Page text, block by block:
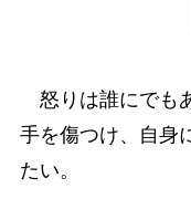
怒りは誰にでも
手を傷つけ、自身
たい。